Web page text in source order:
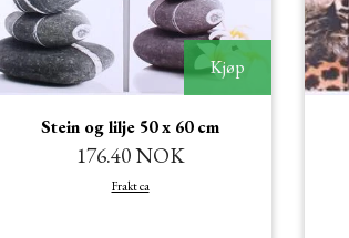
Kjøp
Stein og lilje 50 x 60 cm
176.40 NOK
Frakt ca